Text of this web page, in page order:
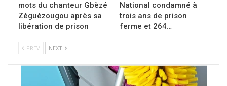
mots du chanteur Gbèzé
Zéguézougou après sa
libération de prison
National condamné à
trois ans de prison
ferme et 264…
PREV NEXT